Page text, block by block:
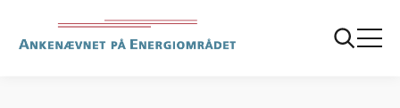
Afgørelser
20060227 Regningsklage Indsigelse fra
erhvervsvirksomhed mod aarsregningens